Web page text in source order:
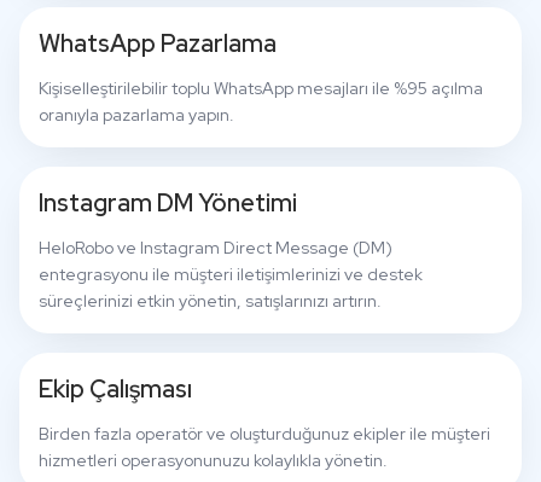
WhatsApp Pazarlama
Kişiselleştirilebilir toplu WhatsApp mesajları ile %95 açılma
oranıyla pazarlama yapın.
Instagram DM Yönetimi
HeloRobo ve Instagram Direct Message (DM)
entegrasyonu ile müşteri iletişimlerinizi ve destek
süreçlerinizi etkin yönetin, satışlarınızı artırın.
Ekip Çalışması
Birden fazla operatör ve oluşturduğunuz ekipler ile müşteri
hizmetleri operasyonunuzu kolaylıkla yönetin.